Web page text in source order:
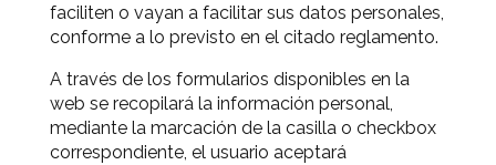
faciliten o vayan a facilitar sus datos personales,
conforme a lo previsto en el citado reglamento.
A través de los formularios disponibles en la
web se recopilará la información personal,
mediante la marcación de la casilla o checkbox
correspondiente, el usuario aceptará